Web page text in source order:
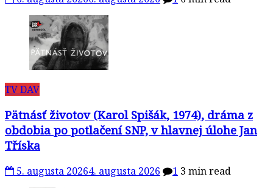
TV DAV
Pätnásť životov (Karol Spišák, 1974), dráma z
obdobia po potlačení SNP, v hlavnej úlohe Jan
Tříska
5. augusta 20264. augusta 2026 1 3 min read